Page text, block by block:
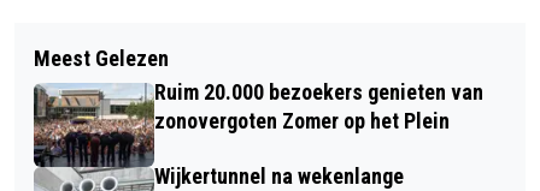
VEEL BLIKSCHADE DOOR ONGEVAL OP
N9 BIJ SCHOORL
KNMI: VANAF EIND VAN DE MIDDAG
CODE ORANJE IN HET HELE LAND
VANWEGE GEVAAR IJZEL
Meest Gelezen
Ruim 20.000 bezoekers genieten van
zonovergoten Zomer op het Plein
Wijkertunnel na wekenlange